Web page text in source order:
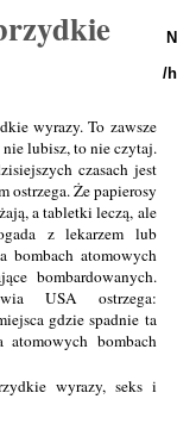
wyrazy. To zawsze
lubisz, to nie czytaj.
czasach jest
ostrzega. Że papierosy
a tabletki leczą, ale
z lekarzem lub
bombach atomowych
bombardowanych.
USA ostrzega:
gdzie spadnie ta
bombach
wyrazy, seks i
/